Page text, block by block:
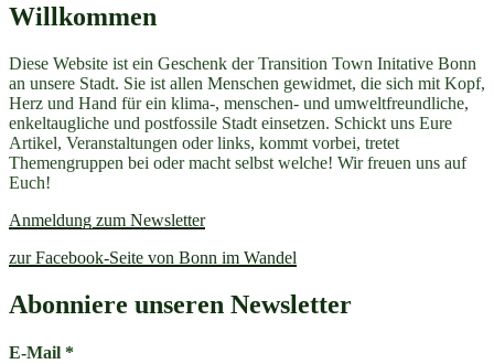
/
18
Treffen
fällt
aus!“
Willkommen
Diese Website ist ein Geschenk der Transition Town Initative Bonn
an unsere Stadt. Sie ist allen Menschen gewidmet, die sich mit Kopf,
Herz und Hand für ein klima-, menschen- und umweltfreundliche,
enkeltaugliche und postfossile Stadt einsetzen. Schickt uns Eure
Artikel, Veranstaltungen oder links, kommt vorbei, tretet
Themengruppen bei oder macht selbst welche! Wir freuen uns auf
Euch!
Anmeldung zum Newsletter
zur Facebook-Seite von Bonn im Wandel
Abonniere unseren Newsletter
E-Mail *